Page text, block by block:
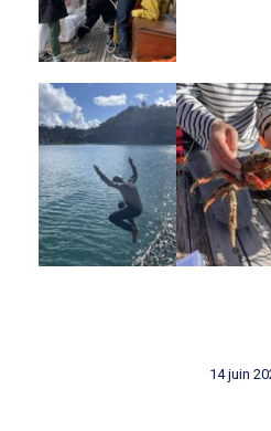
14 juin